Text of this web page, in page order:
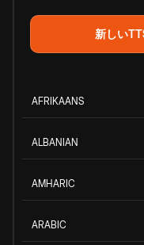
新しい
AFRIKAANS
ALBANIAN
AMHARIC
ARABIC